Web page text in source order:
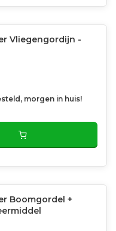
Vliegengordijn -
morgen in huis!
Boomgordel +